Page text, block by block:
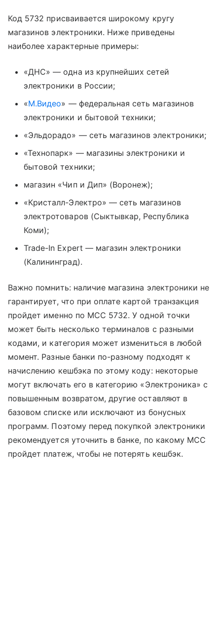
Код 5732 присваивается широкому кругу
магазинов электроники. Ниже приведены
наиболее характерные примеры:
«ДНС» — одна из крупнейших сетей
электроники в России;
«М.Видео» — федеральная сеть магазинов
электроники и бытовой техники;
«Эльдорадо» — сеть магазинов электроники;
«Технопарк» — магазины электроники и
бытовой техники;
магазин «Чип и Дип» (Воронеж);
«Кристалл-Электро» — сеть магазинов
электротоваров (Сыктывкар, Республика
Коми);
Trade-In Expert — магазин электроники
(Калининград).
Важно помнить: наличие магазина электроники не
гарантирует, что при оплате картой транзакция
пройдет именно по MCC 5732. У одной точки
может быть несколько терминалов с разными
кодами, и категория может измениться в любой
момент. Разные банки по-разному подходят к
начислению кешбэка по этому коду: некоторые
могут включать его в категорию «Электроника» с
повышенным возвратом, другие оставляют в
базовом списке или исключают из бонусных
программ. Поэтому перед покупкой электроники
рекомендуется уточнить в банке, по какому MCC
пройдет платеж, чтобы не потерять кешбэк.